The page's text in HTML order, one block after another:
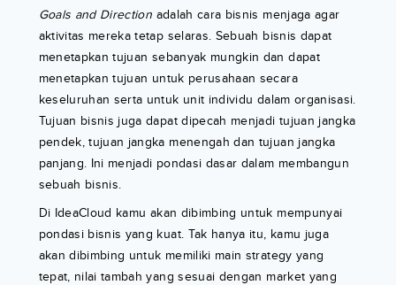
Goals and Direction adalah cara bisnis menjaga agar
aktivitas mereka tetap selaras. Sebuah bisnis dapat
menetapkan tujuan sebanyak mungkin dan dapat
menetapkan tujuan untuk perusahaan secara
keseluruhan serta untuk unit individu dalam organisasi.
Tujuan bisnis juga dapat dipecah menjadi tujuan jangka
pendek, tujuan jangka menengah dan tujuan jangka
panjang. Ini menjadi pondasi dasar dalam membangun
sebuah bisnis.
Di IdeaCloud kamu akan dibimbing untuk mempunyai
pondasi bisnis yang kuat. Tak hanya itu, kamu juga
akan dibimbing untuk memiliki main strategy yang
tepat, nilai tambah yang sesuai dengan market yang